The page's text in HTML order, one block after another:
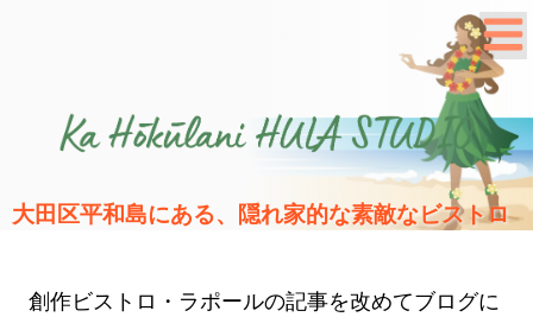
大田区平和島にある、隠れ家的な素敵なビストロ
創作ビストロ・ラポールの記事を改めてブログに